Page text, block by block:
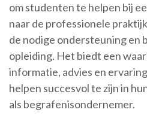
om studenten te helpen bij
naar de professionele
de nodige ondersteuning en
opleiding. Het biedt een
informatie, advies en
helpen succesvol te zijn in
als begrafenisondernemer.